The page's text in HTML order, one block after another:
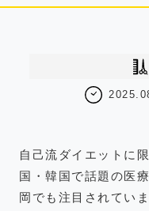
福岡のイベ
福岡のフィ
自己流ダイエットに
国・韓国で話題の医
岡でも注目されていま